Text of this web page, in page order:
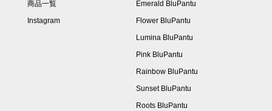
商品一覧
Instagram
Emerald BluPantu
Flower BluPantu
Lumina BluPantu
Pink BluPantu
Rainbow BluPantu
Sunset BluPantu
Roots BluPantu